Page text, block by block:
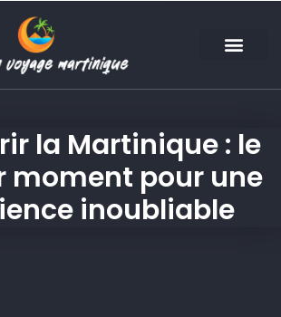
la Martinique : le
moment pour une
inoubliable